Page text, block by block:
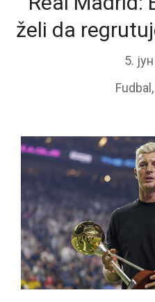
želi da
5.
Fudbal ,